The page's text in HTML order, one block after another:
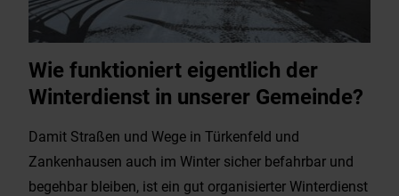
Wie funktioniert eigentlich der
Winterdienst in unserer Gemeinde?
Damit Straßen und Wege in Türkenfeld und
Zankenhausen auch im Winter sicher befahrbar und
begehbar bleiben, ist ein gut organisierter Winterdienst